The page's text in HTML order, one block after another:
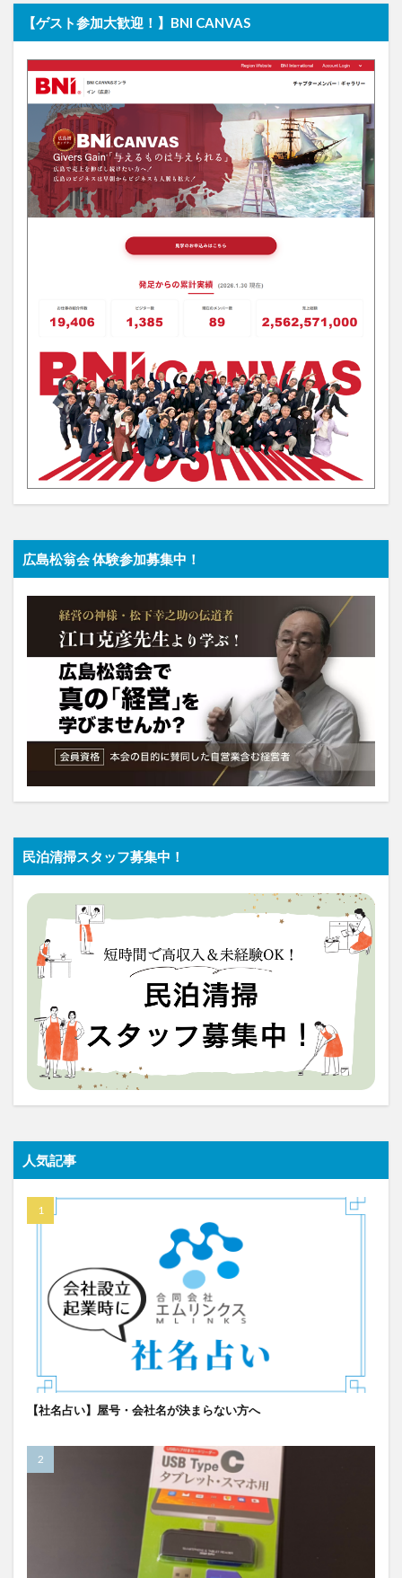
【ゲスト参加大歓迎！】BNI CANVAS
広島松翁会 体験参加募集中！
民泊清掃スタッフ募集中！
人気記事
【社名占い】屋号・会社名が決まらない方へ